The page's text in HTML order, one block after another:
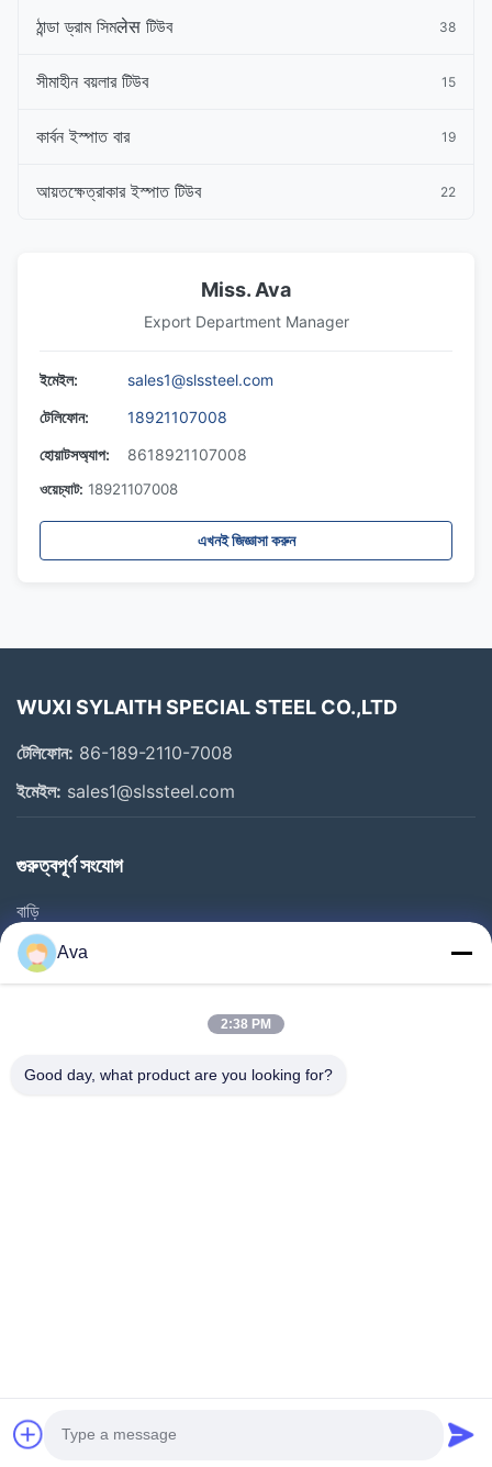
ঠান্ডা ড্রাম সিমलेस টিউব 38
সীমাহীন বয়লার টিউব 15
কার্বন ইস্পাত বার 19
আয়তক্ষেত্রাকার ইস্পাত টিউব 22
Miss. Ava
Export Department Manager
ইমেইল:
sales1@slssteel.com
টেলিফোন:
18921107008
হোয়াটসঅ্যাপ:
8618921107008
ওয়েচ্যাট: 18921107008
এখনই জিজ্ঞাসা করুন
WUXI SYLAITH SPECIAL STEEL CO.,LTD
টেলিফোন: 86-189-2110-7008
ইমেইল: sales1@slssteel.com
গুরুত্বপূর্ণ সংযোগ
বাড়ি
পণ্য
ভিডিও
কারখানা পরিদর্শন
©2013- WUXI SYLAITH SPECIAL STEEL CO.,LTD. সমস্ত অধিকার সংরক্ষিত।
Ava
2:38 PM
Good day, what product are you looking for?